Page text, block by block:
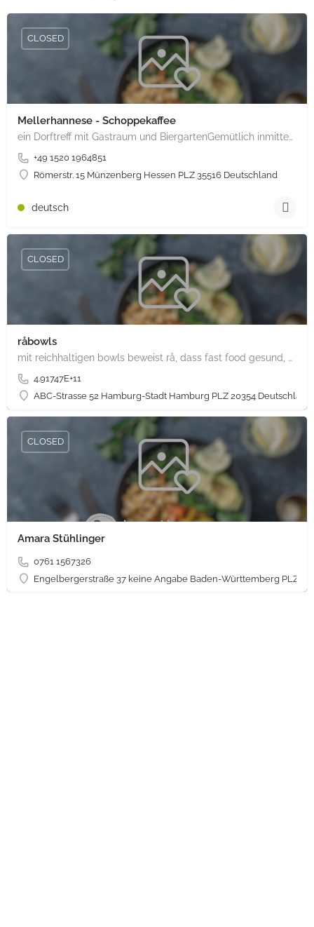
Mellerhannese - Schoppekaffee
ein Dorftreff mit Gastraum und BiergartenGemütlich inmitten unserem idyllischen Trais Münzenberg, entlang…
+49 1520 1964851
Römerstr. 15 Münzenberg Hessen PLZ 35516 Deutschland
CLOSED
deutsch
råbowls
mit reichhaltigen bowls beweist rå, dass fast food gesund, nachhaltig und hundertprozentig vegan sein kann.…
4.91747E+11
ABC-Strasse 52 Hamburg-Stadt Hamburg PLZ 20354 Deutschland
CLOSED
Amara Stühlinger
0761 1567326
Engelbergerstraße 37 keine Angabe Baden-Württemberg PLZ
CLOSED